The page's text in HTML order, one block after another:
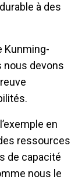
à des
Kunming-
nous devons
en
ressources
de capacité
nous le